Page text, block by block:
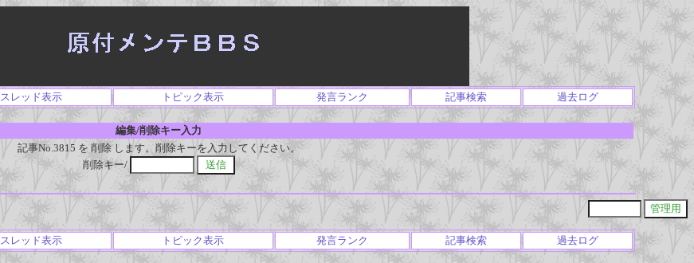
スレッド表示 トピック表示 発言ランク 記事検索 過去ログ
編集/削除キー入力
記事No.3815 を 削除 します。削除キーを入力してください。
削除キー/
スレッド表示 トピック表示 発言ランク 記事検索 過去ログ